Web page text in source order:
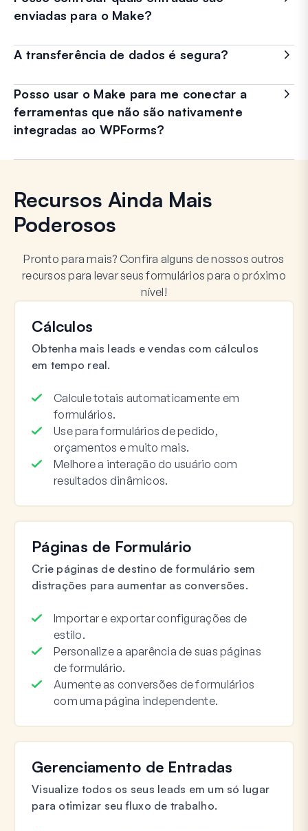
enviadas para o Make?
A transferência de dados é segura?
Posso usar o Make para me conectar a
ferramentas que não são nativamente
integradas ao WPForms?
Recursos Ainda Mais
Poderosos
Pronto para mais? Confira alguns de nossos outros
recursos para levar seus formulários para o próximo
nível!
Cálculos
Obtenha mais leads e vendas com cálculos
em tempo real.
Calcule totais automaticamente em
formulários.
Use para formulários de pedido,
orçamentos e muito mais.
Melhore a interação do usuário com
resultados dinâmicos.
Páginas de Formulário
Crie páginas de destino de formulário sem
distrações para aumentar as conversões.
Importar e exportar configurações de
estilo.
Personalize a aparência de suas páginas
de formulário.
Aumente as conversões de formulários
com uma página independente.
Gerenciamento de Entradas
Visualize todos os seus leads em um só lugar
para otimizar seu fluxo de trabalho.